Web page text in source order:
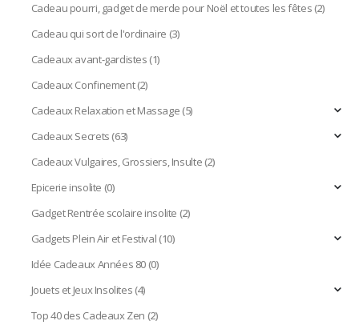
Cadeau pourri, gadget de merde pour Noël et toutes les fêtes(2)
Cadeau qui sort de l'ordinaire (3)
Cadeaux avant-gardistes(1)
Cadeaux Confinement(2)
Cadeaux Relaxation et Massage(5)
Cadeaux Secrets(63)
Cadeaux Vulgaires, Grossiers, Insulte(2)
Epicerie insolite (0)
Gadget Rentrée scolaire insolite (2)
Gadgets Plein Air et Festival(10)
Idée Cadeaux Années 80(0)
Jouets et Jeux Insolites(4)
Top 40 des Cadeaux Zen (2)